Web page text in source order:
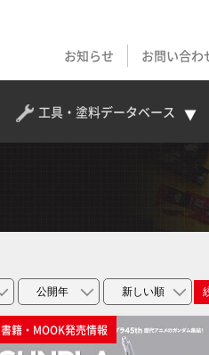
お知らせ
お問い合わ
工具・塗料データベース
書籍・MOOK発売情報